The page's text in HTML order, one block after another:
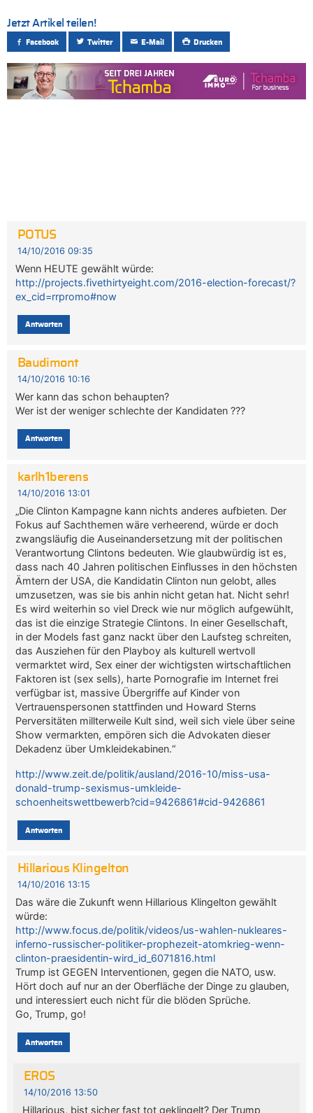
Jetzt Artikel teilen!
Facebook Twitter E-Mail Drucken
POTUS
14/10/2016 09:35
Wenn HEUTE gewählt würde:
http://projects.fivethirtyeight.com/2016-election-forecast/?
ex_cid=rrpromo#now
Antworten
Baudimont
14/10/2016 10:16
Wer kann das schon behaupten?
Wer ist der weniger schlechte der Kandidaten ???
Antworten
karlh1berens
14/10/2016 13:01
„Die Clinton Kampagne kann nichts anderes aufbieten. Der
Fokus auf Sachthemen wäre verheerend, würde er doch
zwangsläufig die Auseinandersetzung mit der politischen
Verantwortung Clintons bedeuten. Wie glaubwürdig ist es,
dass nach 40 Jahren politischen Einflusses in den höchsten
Ämtern der USA, die Kandidatin Clinton nun gelobt, alles
umzusetzen, was sie bis anhin nicht getan hat. Nicht sehr!
Es wird weiterhin so viel Dreck wie nur möglich aufgewühlt,
das ist die einzige Strategie Clintons. In einer Gesellschaft,
in der Models fast ganz nackt über den Laufsteg schreiten,
das Ausziehen für den Playboy als kulturell wertvoll
vermarktet wird, Sex einer der wichtigsten wirtschaftlichen
Faktoren ist (sex sells), harte Pornografie im Internet frei
verfügbar ist, massive Übergriffe auf Kinder von
Vertrauenspersonen stattfinden und Howard Sterns
Perversitäten millterweile Kult sind, weil sich viele über seine
Show vermarkten, empören sich die Advokaten dieser
Dekadenz über Umkleidekabinen.“
http://www.zeit.de/politik/ausland/2016-10/miss-usa-
donald-trump-sexismus-umkleide-
schoenheitswettbewerb?cid=9426861#cid-9426861
Antworten
Hillarious Klingelton
14/10/2016 13:15
Das wäre die Zukunft wenn Hillarious Klingelton gewählt
würde:
http://www.focus.de/politik/videos/us-wahlen-nukleares-
inferno-russischer-politiker-prophezeit-atomkrieg-wenn-
clinton-praesidentin-wird_id_6071816.html
Trump ist GEGEN Interventionen, gegen die NATO, usw.
Hört doch auf nur an der Oberfläche der Dinge zu glauben,
und interessiert euch nicht für die blöden Sprüche.
Go, Trump, go!
Antworten
EROS
14/10/2016 13:50
Hillarious, bist sicher fast tot geklingelt? Der Trump